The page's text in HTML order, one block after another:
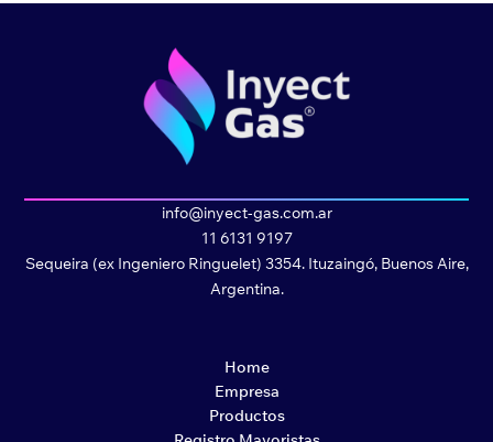
info@inyect-gas.com.ar
11 6131 9197
Sequeira (ex Ingeniero Ringuelet) 3354. Ituzaingó, Buenos Aire,
Argentina.
Home
Empresa
Productos